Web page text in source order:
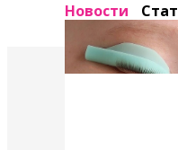
Новости